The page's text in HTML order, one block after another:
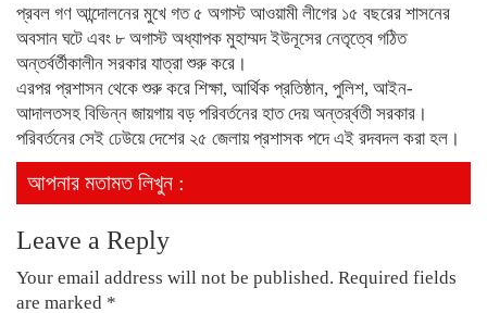
প্রবল গণ আন্দোলনের মুখে গত ৫ অগাস্ট আওয়ামী লীগের ১৫ বছরের শাসনের
অবসান ঘটে এবং ৮ অগাস্ট অধ্যাপক মুহাম্মদ ইউনূসের নেতৃত্বে গঠিত
অন্তর্বর্তীকালীন সরকার যাত্রা শুরু করে।
এরপর প্রশাসন থেকে শুরু করে শিক্ষা, আর্থিক প্রতিষ্ঠান, পুলিশ, আইন-
আদালতসহ বিভিন্ন জায়গায় বড় পরিবর্তনের হাত দেয় অন্তর্র্বতী সরকার।
পরিবর্তনের সেই ঢেউয়ে দেশের ২৫ জেলায় প্রশাসক পদে এই রদবদল করা হল।
আপনার মতামত লিখুন :
Leave a Reply
Your email address will not be published. Required fields
are marked *